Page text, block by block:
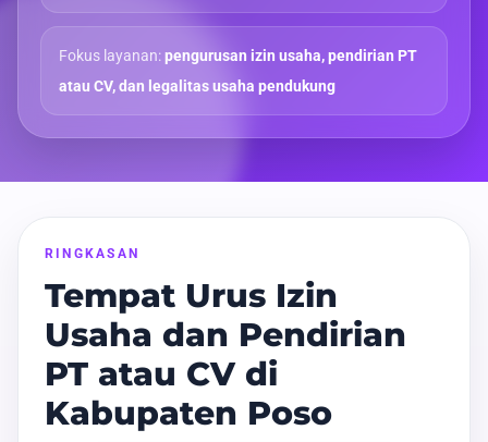
Fokus layanan:pengurusan izin usaha, pendirian PT
atau CV, dan legalitas usaha pendukung
RINGKASAN
Tempat Urus Izin
Usaha dan Pendirian
PT atau CV di
Kabupaten Poso